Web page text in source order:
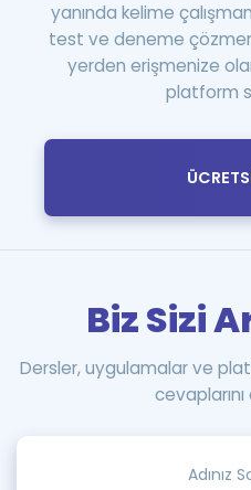
yanında kelime
test ve deneme
yerden erişmenize
platform
Biz Sizi
Dersler, uygulamalar ve
cevaplarını